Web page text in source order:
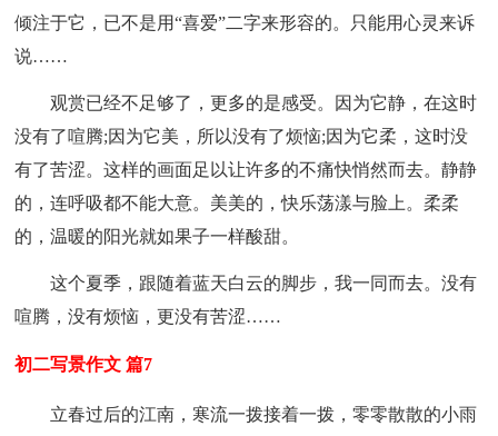
倾注于它，已不是用“喜爱”二字来形容的。只能用心灵来诉
说……
观赏已经不足够了，更多的是感受。因为它静，在这时
没有了喧腾;因为它美，所以没有了烦恼;因为它柔，这时没
有了苦涩。这样的画面足以让许多的不痛快悄然而去。静静
的，连呼吸都不能大意。美美的，快乐荡漾与脸上。柔柔
的，温暖的阳光就如果子一样酸甜。
这个夏季，跟随着蓝天白云的脚步，我一同而去。没有
喧腾，没有烦恼，更没有苦涩……
初二写景作文 篇7
立春过后的江南，寒流一拨接着一拨，零零散散的小雨